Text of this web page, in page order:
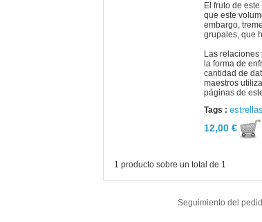
El fruto de
que este
embargo,
grupales, que
Las
la forma de
cantidad de
maestros
páginas de
Tags : estrellas
12,00 €
1 producto sobre un total de 1
Seguimiento del